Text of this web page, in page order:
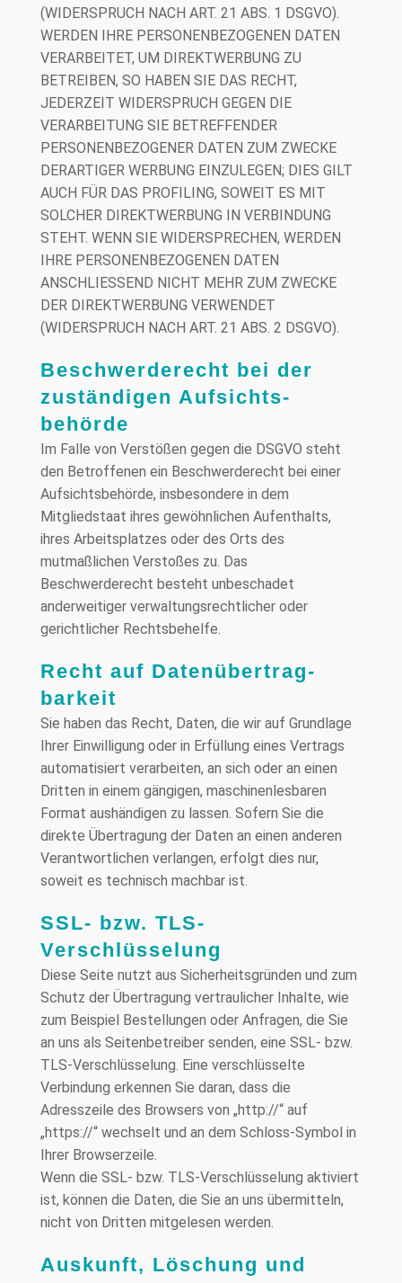
(WIDERSPRUCH NACH ART. 21 ABS. 1 DSGVO).
WERDEN IHRE PERSONENBEZOGENEN DATEN
VERARBEITET, UM DIREKTWERBUNG ZU
BETREIBEN, SO HABEN SIE DAS RECHT,
JEDERZEIT WIDERSPRUCH GEGEN DIE
VERARBEITUNG SIE BETREFFENDER
PERSONENBEZOGENER DATEN ZUM ZWECKE
DERARTIGER WERBUNG EINZULEGEN; DIES GILT
AUCH FÜR DAS PROFILING, SOWEIT ES MIT
SOLCHER DIREKTWERBUNG IN VERBINDUNG
STEHT. WENN SIE WIDERSPRECHEN, WERDEN
IHRE PERSONENBEZOGENEN DATEN
ANSCHLIESSEND NICHT MEHR ZUM ZWECKE
DER DIREKTWERBUNG VERWENDET
(WIDERSPRUCH NACH ART. 21 ABS. 2 DSGVO).
Beschwerde­recht bei der
zuständigen Aufsichts­
behörde
Im Falle von Verstößen gegen die DSGVO steht
den Betroffenen ein Beschwerderecht bei einer
Aufsichtsbehörde, insbesondere in dem
Mitgliedstaat ihres gewöhnlichen Aufenthalts,
ihres Arbeitsplatzes oder des Orts des
mutmaßlichen Verstoßes zu. Das
Beschwerderecht besteht unbeschadet
anderweitiger verwaltungsrechtlicher oder
gerichtlicher Rechtsbehelfe.
Recht auf Daten­übertrag­
barkeit
Sie haben das Recht, Daten, die wir auf Grundlage
Ihrer Einwilligung oder in Erfüllung eines Vertrags
automatisiert verarbeiten, an sich oder an einen
Dritten in einem gängigen, maschinenlesbaren
Format aushändigen zu lassen. Sofern Sie die
direkte Übertragung der Daten an einen anderen
Verantwortlichen verlangen, erfolgt dies nur,
soweit es technisch machbar ist.
SSL- bzw. TLS-
Verschlüsselung
Diese Seite nutzt aus Sicherheitsgründen und zum
Schutz der Übertragung vertraulicher Inhalte, wie
zum Beispiel Bestellungen oder Anfragen, die Sie
an uns als Seitenbetreiber senden, eine SSL- bzw.
TLS-Verschlüsselung. Eine verschlüsselte
Verbindung erkennen Sie daran, dass die
Adresszeile des Browsers von „http://“ auf
„https://“ wechselt und an dem Schloss-Symbol in
Ihrer Browserzeile.
Wenn die SSL- bzw. TLS-Verschlüsselung aktiviert
ist, können die Daten, die Sie an uns übermitteln,
nicht von Dritten mitgelesen werden.
Auskunft, Löschung und